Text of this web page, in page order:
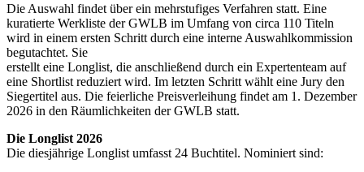
Die Auswahl findet über ein mehrstufiges Verfahren statt. Eine
kuratierte Werkliste der GWLB im Umfang von circa 110 Titeln
wird in einem ersten Schritt durch eine interne Auswahlkommission
begutachtet. Sie
erstellt eine Longlist, die anschließend durch ein Expertenteam auf
eine Shortlist reduziert wird. Im letzten Schritt wählt eine Jury den
Siegertitel aus. Die feierliche Preisverleihung findet am 1. Dezember
2026 in den Räumlichkeiten der GWLB statt.
Die Longlist 2026
Die diesjährige Longlist umfasst 24 Buchtitel. Nominiert sind: